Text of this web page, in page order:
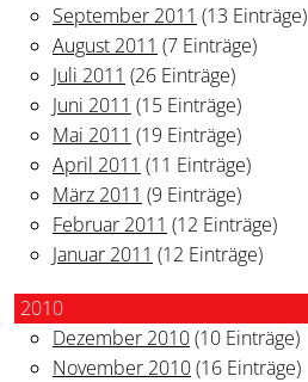
September 2011 (13 Einträge)
August 2011 (7 Einträge)
Juli 2011 (26 Einträge)
Juni 2011 (15 Einträge)
Mai 2011 (19 Einträge)
April 2011 (11 Einträge)
März 2011 (9 Einträge)
Februar 2011 (12 Einträge)
Januar 2011 (12 Einträge)
2010
Dezember 2010(10 Einträge)
November 2010(16 Einträge)